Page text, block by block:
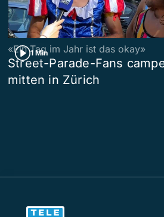
1 Min
«Ein Tag im Jahr ist das okay»
Street-Parade-Fans
mitten in Zürich